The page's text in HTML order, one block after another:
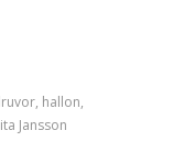
, hallon,
Jansson